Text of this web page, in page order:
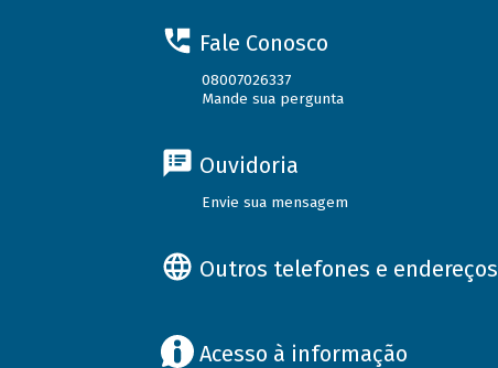
Fale Conosco
08007026337
Mande sua pergunta
Ouvidoria
Envie sua mensagem
Outros telefones e endereços
Acesso à informação